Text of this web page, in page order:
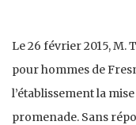
Le 26 février 2015, M.
pour hommes de
l’établissement la
promenade. Sans